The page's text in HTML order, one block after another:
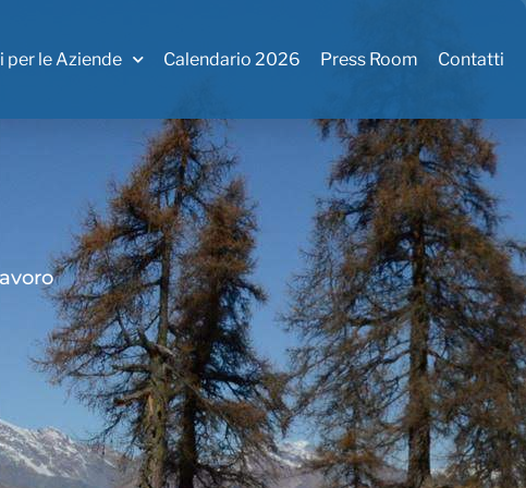
per le Aziende Calendario 2026 Press Room Contatti